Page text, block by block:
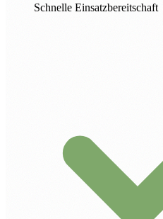
Schnelle Einsatzbereitschaft